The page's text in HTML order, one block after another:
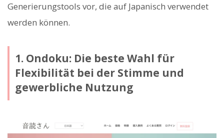
Generierungstools vor, die auf Japanisch verwendet
werden können.
1. Ondoku: Die beste Wahl für
Flexibilität bei der Stimme und
gewerbliche Nutzung